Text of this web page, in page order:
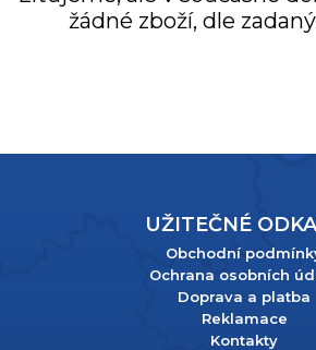
žádné zboží, dle
UŽITEČNÉ
Obchodní
Ochrana osobních
Doprava a platba
Reklamace
Kontakty